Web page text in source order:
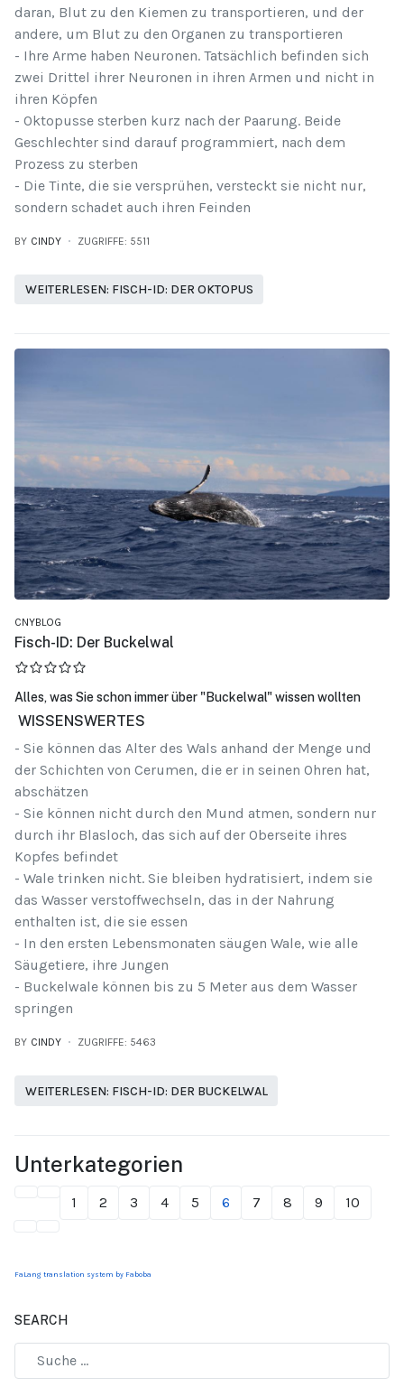
daran, Blut zu den Kiemen zu transportieren, und der
andere, um Blut zu den Organen zu transportieren
- Ihre Arme haben Neuronen. Tatsächlich befinden sich
zwei Drittel ihrer Neuronen in ihren Armen und nicht in
ihren Köpfen
- Oktopusse sterben kurz nach der Paarung. Beide
Geschlechter sind darauf programmiert, nach dem
Prozess zu sterben
- Die Tinte, die sie versprühen, versteckt sie nicht nur,
sondern schadet auch ihren Feinden
BY CINDY ZUGRIFFE: 5511
WEITERLESEN: FISCH-ID: DER OKTOPUS
CNYBLOG
Fisch-ID: Der Buckelwal
Alles, was Sie schon immer über "Buckelwal" wissen wollten
WISSENSWERTES
- Sie können das Alter des Wals anhand der Menge und
der Schichten von Cerumen, die er in seinen Ohren hat,
abschätzen
- Sie können nicht durch den Mund atmen, sondern nur
durch ihr Blasloch, das sich auf der Oberseite ihres
Kopfes befindet
- Wale trinken nicht. Sie bleiben hydratisiert, indem sie
das Wasser verstoffwechseln, das in der Nahrung
enthalten ist, die sie essen
- In den ersten Lebensmonaten säugen Wale, wie alle
Säugetiere, ihre Jungen
- Buckelwale können bis zu 5 Meter aus dem Wasser
springen
BY CINDY ZUGRIFFE: 5463
WEITERLESEN: FISCH-ID: DER BUCKELWAL
Unterkategorien
1 2 3 4 5 6 7 8 9 10
FaLang translation system by Faboba
SEARCH